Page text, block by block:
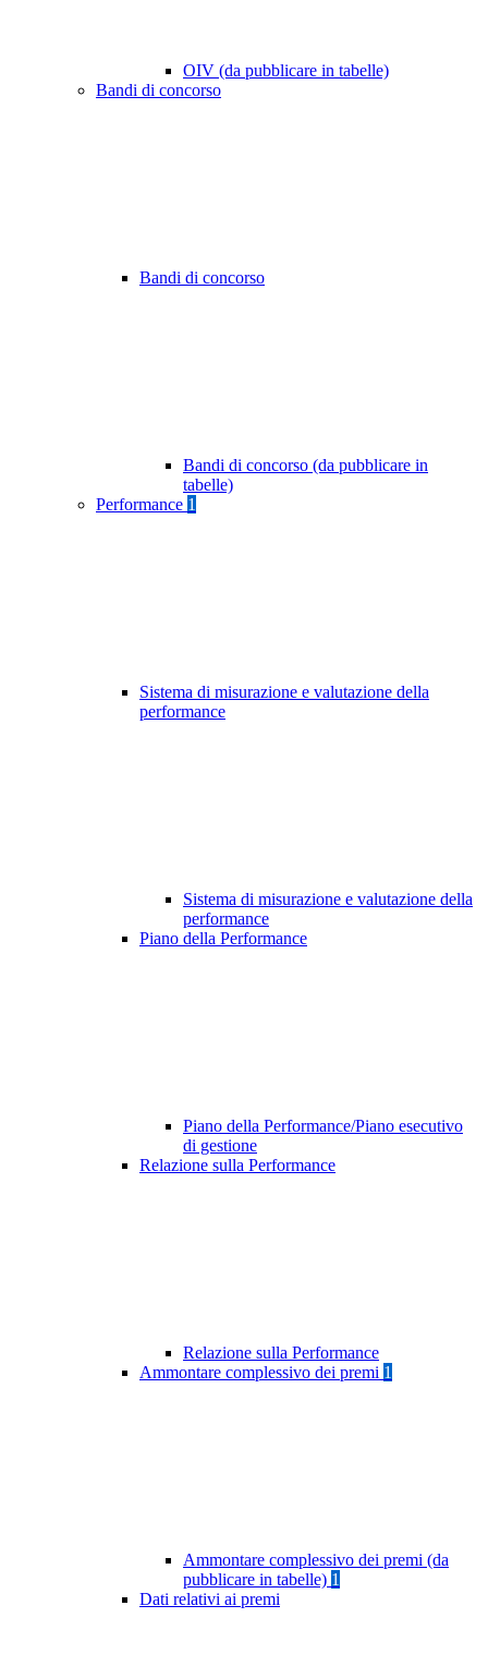
OIV (da pubblicare in tabelle)
Bandi di concorso
Bandi di concorso
Bandi di concorso (da pubblicare in
tabelle)
Performance 1
Sistema di misurazione e valutazione della
performance
Sistema di misurazione e valutazione della
performance
Piano della Performance
Piano della Performance/Piano esecutivo
di gestione
Relazione sulla Performance
Relazione sulla Performance
Ammontare complessivo dei premi 1
Ammontare complessivo dei premi (da
pubblicare in tabelle) 1
Dati relativi ai premi